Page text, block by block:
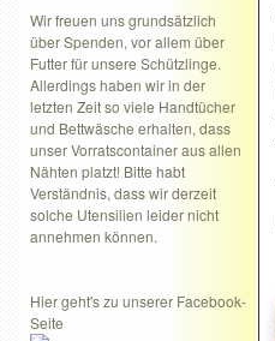
Wir freuen uns grundsätzlich
über Spenden, vor allem über
Futter für unsere Schützlinge.
Allerdings haben wir in der
letzten Zeit so viele Handtücher
und Bettwäsche erhalten, dass
unser Vorratscontainer aus allen
Nähten platzt! Bitte habt
Verständnis, dass wir derzeit
solche Utensilien leider nicht
annehmen können.
Hier geht's zu unserer Facebook-
Seite